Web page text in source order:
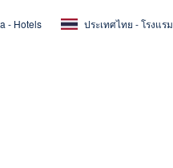
- Hotels
ประเทศไทย - โรงแรม